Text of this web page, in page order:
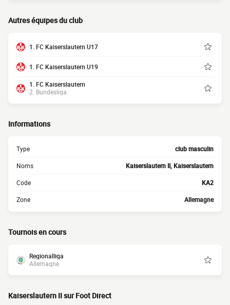
Autres équipes du club
1. FC Kaiserslautern U17
1. FC Kaiserslautern U19
1. FC Kaiserslautern
2. Bundesliga
Informations
Type club masculin
Noms Kaiserslautern II, Kaiserslautern
Code KA2
Zone Allemagne
Tournois en cours
Regionalliga
Allemagne
Kaiserslautern II sur Foot Direct